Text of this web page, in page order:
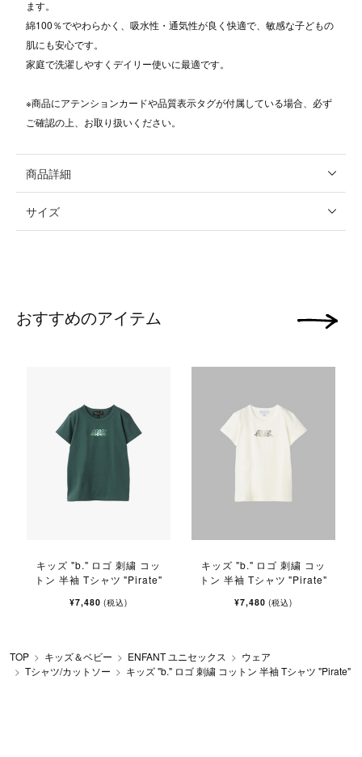
ます。
綿100％でやわらかく、吸水性・通気性が良く快適で、敏感な子どもの
肌にも安心です。
家庭で洗濯しやすくデイリー使いに最適です。
※商品にアテンションカードや品質表示タグが付属している場合、必ず
ご確認の上、お取り扱いください。
商品詳細
サイズ
おすすめのアイテム
キッズ "b." ロゴ 刺繍 コッ
トン 半袖 Tシャツ "Pirate"
¥7,480(税込)
キッズ "b." ロゴ 刺繍 コッ
トン 半袖 Tシャツ "Pirate"
¥7,480(税込)
次の画像
TOP キッズ＆ベビー ENFANT ユニセックス
ウェア
Tシャツ/カットソー
キッズ "b." ロゴ 刺繍 コットン 半袖 Tシャツ "Pirate"